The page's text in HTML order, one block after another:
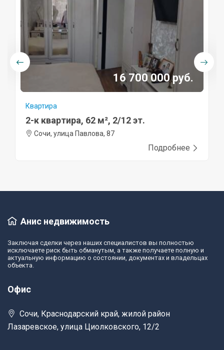
16 700 000 руб.
Квартира
2-к квартира, 62 м², 2/12 эт.
Сочи, улица Павлова, 87
Подробнее
Анис недвижимость
Заключая сделки через наших специалистов вы полностью
исключаете риск быть обманутым, а также получаете полную и
актуальную информацию о состоянии, документах и владельцах
объекта.
Офис
Сочи, Краснодарский край, жилой район
Лазаревское, улица Циолковского, 12/2